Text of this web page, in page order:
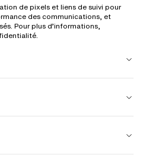
de pixels et liens de suivi pour
des communications, et
Pour plus d’informations,